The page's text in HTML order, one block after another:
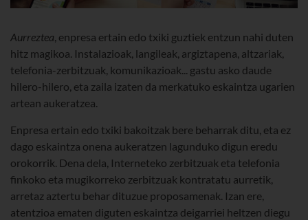
Aurreztea, enpresa ertain edo txiki guztiek entzun nahi duten
hitz magikoa. Instalazioak, langileak, argiztapena, altzariak,
telefonia-zerbitzuak, komunikazioak... gastu asko daude
hilero-hilero, eta zaila izaten da merkatuko eskaintza ugarien
artean aukeratzea.
Enpresa ertain edo txiki bakoitzak bere beharrak ditu, eta ez
dago eskaintza onena aukeratzen lagunduko digun eredu
orokorrik. Dena dela, Interneteko zerbitzuak eta telefonia
finkoko eta mugikorreko zerbitzuak kontratatu aurretik,
arretaz aztertu behar dituzue proposamenak. Izan ere,
atentzioa ematen diguten eskaintza deigarriei heltzen diegu